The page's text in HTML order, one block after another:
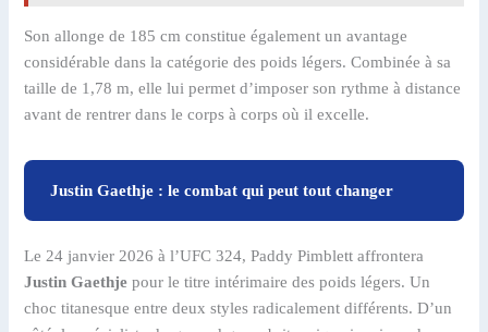
Son allonge de 185 cm constitue également un avantage
considérable dans la catégorie des poids légers. Combinée à sa
taille de 1,78 m, elle lui permet d’imposer son rythme à distance
avant de rentrer dans le corps à corps où il excelle.
Justin Gaethje : le combat qui peut tout changer
Le 24 janvier 2026 à l’UFC 324, Paddy Pimblett affrontera
Justin Gaethje pour le titre intérimaire des poids légers. Un
choc titanesque entre deux styles radicalement différents. D’un